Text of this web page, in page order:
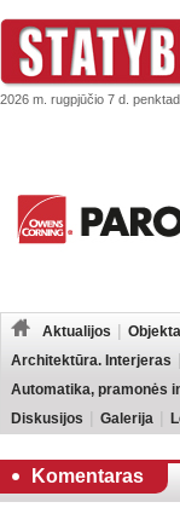
2026 m. rugpjūčio 7 d.
Aktualijos
Architektūra. Interjeras
Automatika, pramonės
Diskusijos
Galerija
Komentaras